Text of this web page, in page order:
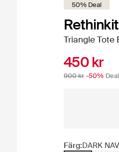
50% Deal
Triangle Tote
450 kr
900 kr -50% Deal
Färg:DARK